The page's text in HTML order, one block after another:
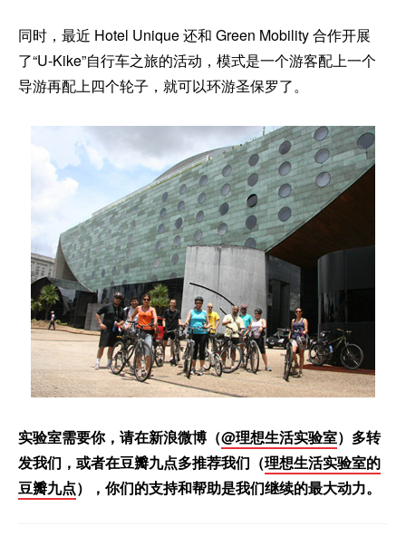
同时，最近 Hotel Unique 还和 Green Mobility 合作开展
了“U-Kike”自行车之旅的活动，模式是一个游客配上一个
导游再配上四个轮子，就可以环游圣保罗了。
实验室需要你，请在新浪微博（@理想生活实验室）多转
发我们，或者在豆瓣九点多推荐我们（理想生活实验室的
豆瓣九点），你们的支持和帮助是我们继续的最大动力。